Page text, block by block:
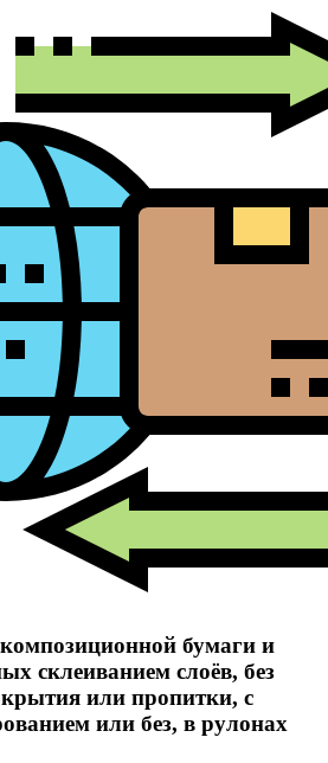
бумаги и
склеиванием слоёв, без
или пропитки, с
или без, в рулонах